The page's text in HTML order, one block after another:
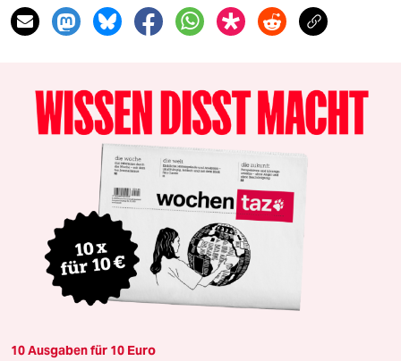
10 Ausgaben für 10 Euro